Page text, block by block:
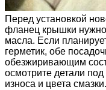
Перед установкой
фланец крышки нужно
масла. Если
герметик, обе
обезжиривающим
осмотрите детали
износа и цвета